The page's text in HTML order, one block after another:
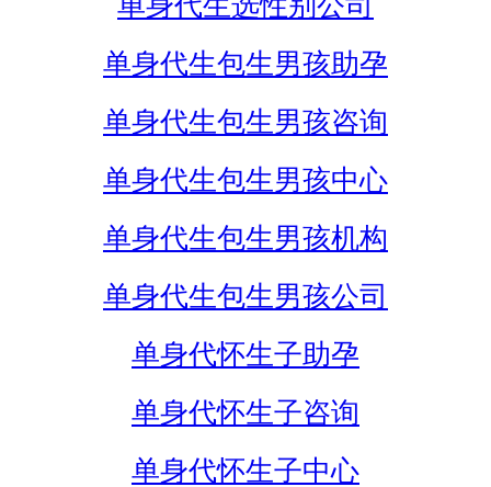
单身代生包生男孩助孕
单身代生包生男孩咨询
单身代生包生男孩中心
单身代生包生男孩机构
单身代生包生男孩公司
单身代怀生子助孕
单身代怀生子咨询
单身代怀生子中心